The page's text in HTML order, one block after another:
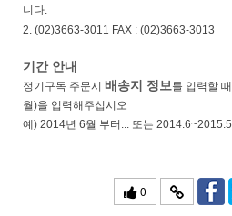
니다.
2. (02)3663-3011 FAX : (02)3663-3013
기간 안내
정기구독 주문시 배송지 정보를 입력할 때
월)을 입력해주십시오
예) 2014년 6월 부터... 또는 2014.6~2015.5
0